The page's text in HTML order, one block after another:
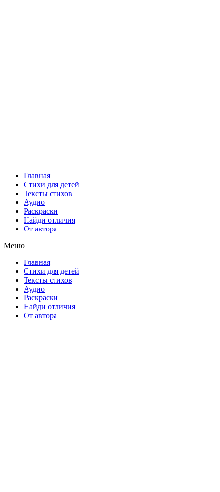
Главная
Стихи для детей
Тексты стихов
Аудио
Раскраски
Найди отличия
От автора
Меню
Главная
Стихи для детей
Тексты стихов
Аудио
Раскраски
Найди отличия
От автора